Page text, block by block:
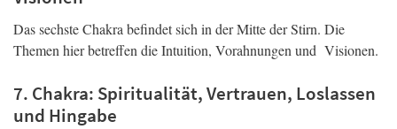
Das sechste Chakra befindet sich in der Mitte der Stirn. Die
Themen hier betreffen die Intuition, Vorahnungen und Visionen.
7. Chakra: Spiritualität, Vertrauen, Loslassen
und Hingabe